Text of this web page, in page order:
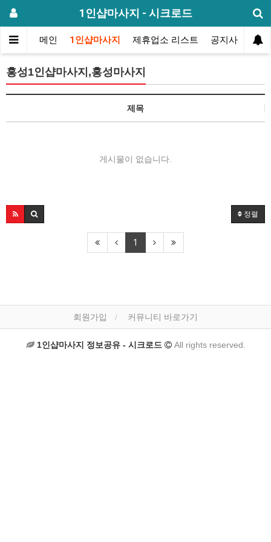
1인샵마사지 - 시크로드
메인 1인샵마사지 제휴업소 리스트 공지사항 방
홍성1인샵마사지,홍성마사지
제목
게시물이 없습니다.
정렬
1
회원가입 커뮤니티 바로가기
1인샵마사지 정보공유 - 시크로드 All rights reserved.